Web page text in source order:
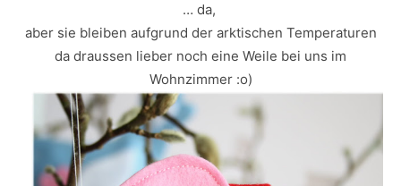
… da,
aber sie bleiben aufgrund der arktischen Temperaturen
da draussen lieber noch eine Weile bei uns im
Wohnzimmer :o)